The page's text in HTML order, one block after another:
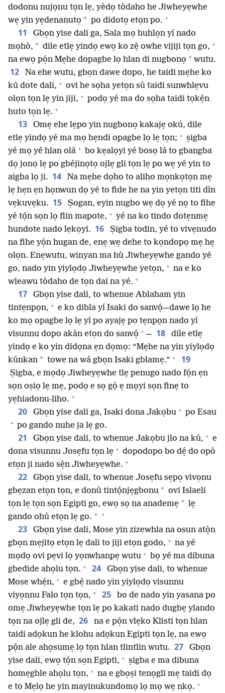
dodonu nujọnu tọn lẹ, yèdọ tòdaho he Jiwheyẹwhe
wẹ yin yẹdenanutọ * po didotọ etọn po. +
11
Gbọn yise dali ga, Sala mọ huhlọn yí nado
mọhò, * dile etlẹ yindọ ewọ ko zẹ̀ owhe vijiji tọn go, +
na ewọ pọ́n Mẹhe dopagbe lọ hlan di nugbonọ * wutu.
12
Na ehe wutu, gbọn dawe dopo, he taidi mẹhe ko
kú dote dali, + ovi he sọha yetọn sù taidi sunwhlẹvu
olọn tọn lẹ yin jiji, + podọ yé ma do sọha taidi tọkẹ́n
huto tọn lẹ. +
13
Omẹ ehe lẹpo yin nugbonọ kakajẹ okú, dile
etlẹ yindọ yé ma mọ hẹndi opagbe lọ lẹ tọn; + ṣigba
yé mọ yé hlan olá + bo kẹalọyi yé bosọ lá to gbangba
dọ jonọ lẹ po gbéjinọtọ ojlẹ gli tọn lẹ po wẹ yé yin to
aigba lọ ji. 14
Na mẹhe dọho to aliho mọnkọtọn mẹ
lẹ hẹn ẹn họnwun dọ yé to fide he na yin yetọn titi dín
vẹkuvẹku. 15
Ṣogan, eyin nugbo wẹ dọ yé nọ to fihe
yé tọ́n sọn lọ flin mapote, + yé na ko tindo dotẹnmẹ
hundote nado lẹkọyi. 16
Ṣigba todin, yé to vivẹnudo
na fihe yọ́n hugan de, enẹ wẹ dehe to kọndopọ mẹ hẹ
olọn. Enẹwutu, winyan ma hù Jiwheyẹwhe gando yé
go, nado yin yiylọdọ Jiwheyẹwhe yetọn, + na e ko
wleawu tòdaho de tọn dai na yé. +
17
Gbọn yise dali, to whenue Ablaham yin
tintẹnpọn, + e ko dibla yí Isaki do sanvọ́—dawe lọ he
ko mọ opagbe lọ lẹ yí po ayajẹ po tẹnpọn nado yí
visunnu dopo akàn etọn do sanvọ́ + — 18
dile etlẹ
yindọ e ko yin didọna ẹn dọmọ: “Mẹhe na yin yiylọdọ
kúnkan * towe na wá gbọn Isaki gblamẹ.” + 19
Ṣigba, e mọdọ Jiwheyẹwhe tlẹ penugo nado fọ́n ẹn
sọn oṣiọ lẹ mẹ, podọ e sọ gọ̀ ẹ mọyi sọn finẹ to
yẹhiadonu-liho. +
20 Gbọn yise dali ga, Isaki dona Jakọbu + po Esau
+ po gando nuhe ja lẹ go.
21 Gbọn yise dali, to whenue Jakọbu jlo na kú, + e
dona visunnu Josẹfu tọn lẹ + dopodopo bo dẹ́ do opò
etọn ji nado sẹ̀n Jiwheyẹwhe. +
22
Gbọn yise dali, to whenue Josẹfu sẹpọ vivọnu
gbẹzan etọn tọn, e donù tintọ́njẹgbonu * ovi Islaeli
tọn lẹ tọn sọn Egipti go, ewọ sọ na anademẹ * lẹ
gando ohú etọn lẹ go. * +
23
Gbọn yise dali, Mose yin zizewhla na osun atọ̀n
gbọn mẹjitọ etọn lẹ dali to jiji etọn godo, + na yé
mọdọ ovi pẹvi lọ yọnwhanpẹ wutu + bọ yé ma dibuna
gbedide ahọlu tọn. + 24
Gbọn yise dali, to whenue
Mose whẹ́n, + e gbẹ́ nado yin yiylọdọ visunnu
viyọnnu Falo tọn tọn, + 25
bo de nado yin yasana po
omẹ Jiwheyẹwhe tọn lẹ po kakati nado dugbẹ ylando
tọn na ojlẹ gli de, 26
na e pọ́n vlẹko Klisti tọn hlan
taidi adọkun he klohu adọkun Egipti tọn lẹ, na ewọ
pọ́n ale ahọsumẹ lọ tọn hlan tlintlin wutu. 27
Gbọn
yise dali, ewọ tọ́n sọn Egipti, + ṣigba e ma dibuna
homẹgble ahọlu tọn, + na e gbọṣi tenọgli mẹ taidi dọ
e to Mẹlọ he yin mayinukundomọ lọ mọ wẹ nkọ. +